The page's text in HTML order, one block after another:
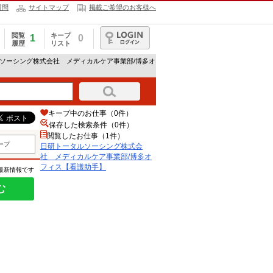
問 サイトマップ 掲載ご希望のお客様へ
閲覧
履歴
1
キープ
リスト
0
ログイン
ーシング株式会社 メディカルケア事業部/博多オ
プ
新情報です
キープ中のお仕事（0件）
保存した検索条件（0件）
閲覧したお仕事（1件）
日研トータルソーシング株式会
社 メディカルケア事業部/博多オ
フィス【看護助手】